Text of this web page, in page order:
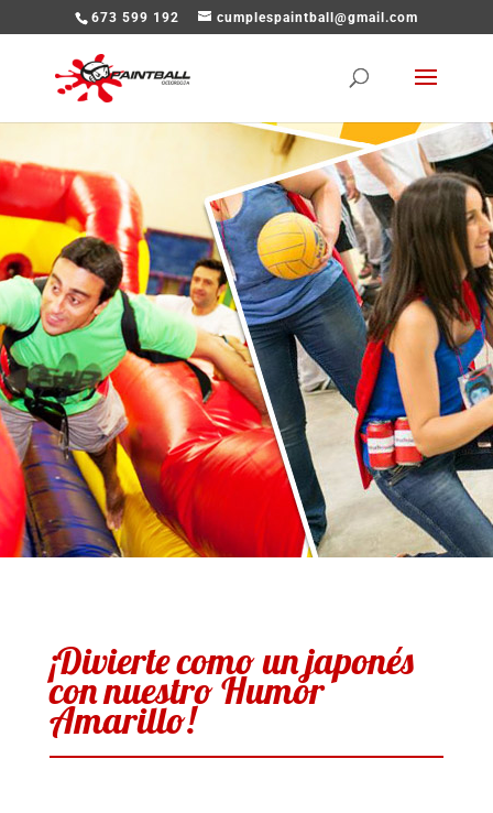
673 599 192 cumplespaintball@gmail.com
¡Divierte como un japonés
con nuestro Humor
Amarillo!